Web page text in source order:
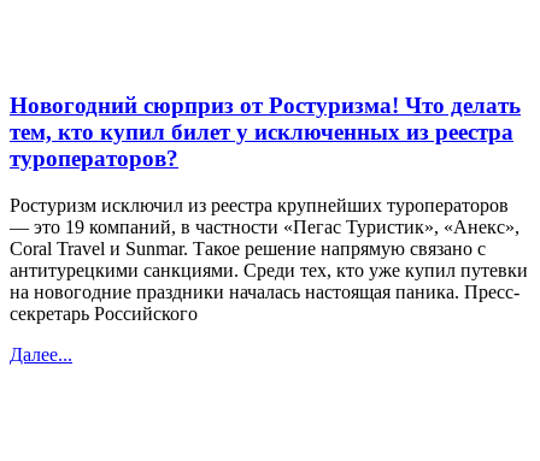
Новогодний сюрприз от Ростуризма! Что делать
тем, кто купил билет у исключенных из реестра
туроператоров?
Ростуризм исключил из реестра крупнейших туроператоров
— это 19 компаний, в частности «Пегас Туристик», «Анекс»,
Coral Travel и Sunmar. Такое решение напрямую связано с
антитурецкими санкциями. Среди тех, кто уже купил путевки
на новогодние праздники началась настоящая паника. Пресс-
секретарь Российского
Далее...